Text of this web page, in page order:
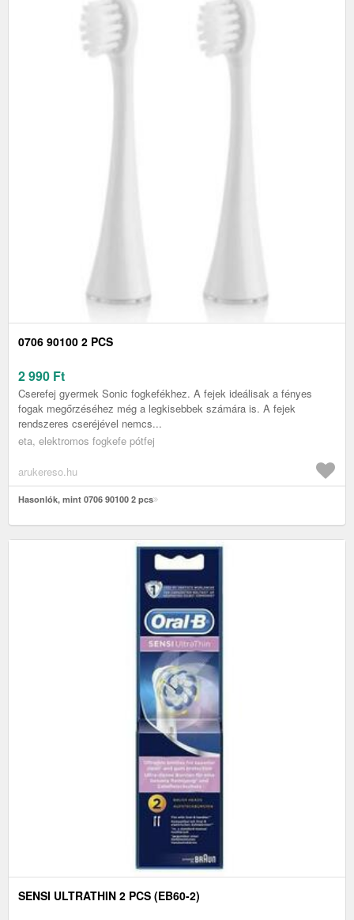
0706 90100 2 PCS
2 990 Ft
Cserefej gyermek Sonic fogkefékhez. A fejek ideálisak a fényes
fogak megőrzéséhez még a legkisebbek számára is. A fejek
rendszeres cseréjével nemcs...
eta, elektromos fogkefe pótfej
arukereso.hu
Hasonlók, mint 0706 90100 2 pcs
SENSI ULTRATHIN 2 PCS (EB60-2)